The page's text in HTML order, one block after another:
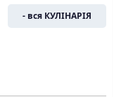
- вся КУЛІНАРІЯ